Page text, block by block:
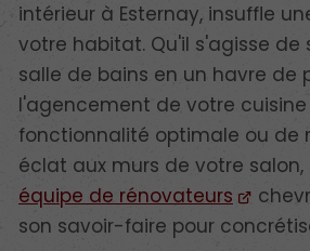
intérieur à Esternay, insuffle
votre habitat. Qu'il s'agisse de
salle de bains en un havre de
l'agencement de votre cuisine
fonctionnalité optimale ou de
éclat aux murs de votre salon,
équipe de rénovateurs
son savoir-faire pour